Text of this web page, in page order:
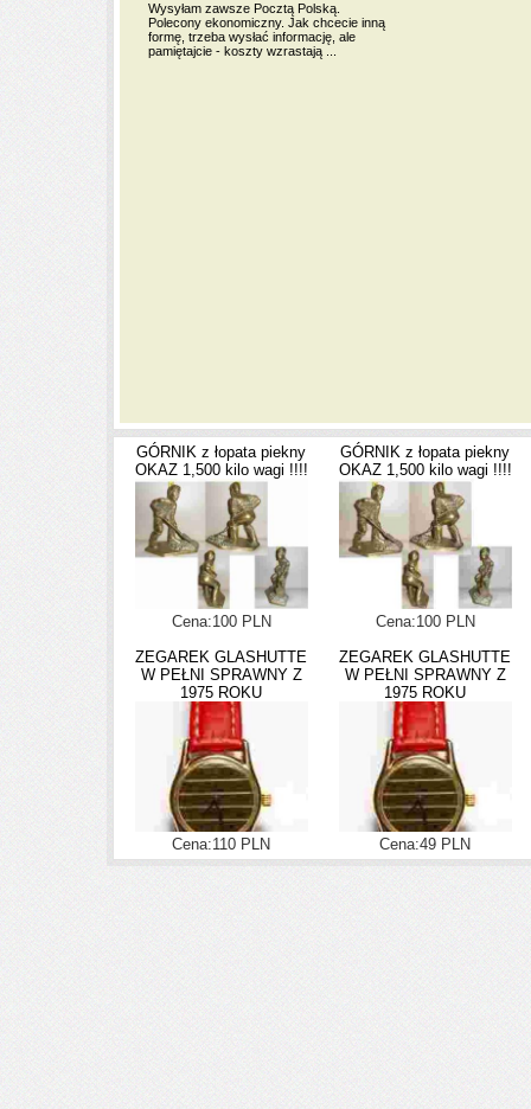
Wysyłam zawsze Pocztą Polską.
Polecony ekonomiczny. Jak chcecie inną
formę, trzeba wysłać informację, ale
pamiętajcie - koszty wzrastają ...
GÓRNIK z łopata piekny
OKAZ 1,500 kilo wagi !!!!
Cena:100 PLN
GÓRNIK z łopata piekny
OKAZ 1,500 kilo wagi !!!!
Cena:100 PLN
ZEGAREK GLASHUTTE
W PEŁNI SPRAWNY Z
1975 ROKU
Cena:110 PLN
ZEGAREK GLASHUTTE
W PEŁNI SPRAWNY Z
1975 ROKU
Cena:49 PLN